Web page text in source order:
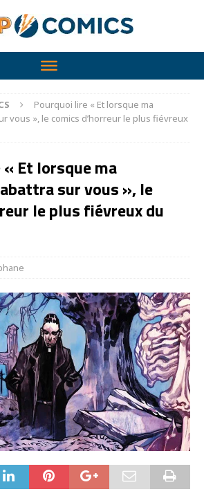
Pourquoi lire « Et lorsque ma
vous », le comics d’horreur le plus fiévreux
Et lorsque ma
sur vous », le
le plus fiévreux du